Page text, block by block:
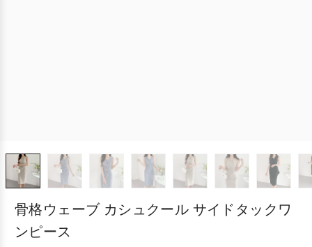
骨格ウェーブ カシュクール サイドタックワ
ンピース